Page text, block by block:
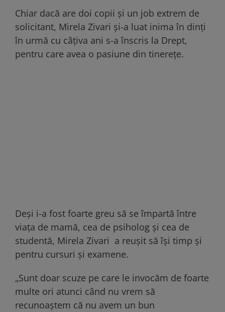
Chiar dacă are doi copii și un job extrem de
solicitant, Mirela Zivari și-a luat inima în dinți
în urmă cu câțiva ani s-a înscris la Drept,
pentru care avea o pasiune din tinereţe.
Deși i-a fost foarte greu să se împartă între
viața de mamă, cea de psiholog și cea de
studentă, Mirela Zivari a reușit să își timp şi
pentru cursuri şi examene.
„Sunt doar scuze pe care le invocăm de foarte
multe ori atunci când nu vrem să
recunoaştem că nu avem un bun